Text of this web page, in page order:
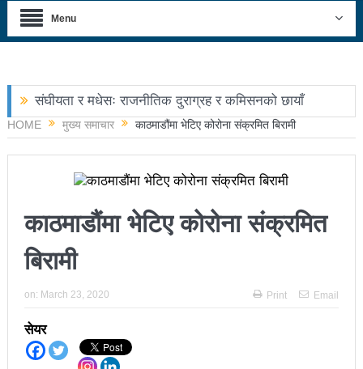
Menu
संघीयता र मधेसः राजनीतिक दुराग्रह र कमिसनको छायाँ
छोराले फलामको पाइपले हान्दा बाबुको मृत्यु
काङ्ग्रेस नेता मिश्रको आरोप : बालेन सरकारले सिमा क्षेत्रका
जनतालाई अनावश्यक दु:ख दियो
पूर्वप्रधानमन्त्री ओलीलाई पितृशोक
रञ्जु दर्शना विजयीः अधिकांश स्थानमा रास्वपा अगाडि
HOME मुख्य समाचार काठमाडौंमा भेटिए कोरोना संक्रमित बिरामी
काठमाडौंमा भेटिए कोरोना संक्रमित
बिरामी
on: March 23, 2020 Print Email
सेयर